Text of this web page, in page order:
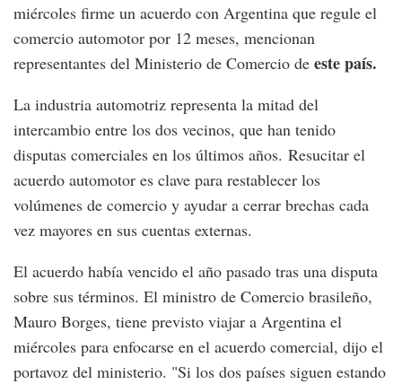
miércoles firme un acuerdo con Argentina que regule el
comercio automotor por 12 meses, mencionan
representantes del Ministerio de Comercio de este país.
La industria automotriz representa la mitad del
intercambio entre los dos vecinos, que han tenido
disputas comerciales en los últimos años. Resucitar el
acuerdo automotor es clave para restablecer los
volúmenes de comercio y ayudar a cerrar brechas cada
vez mayores en sus cuentas externas.
El acuerdo había vencido el año pasado tras una disputa
sobre sus términos. El ministro de Comercio brasileño,
Mauro Borges, tiene previsto viajar a Argentina el
miércoles para enfocarse en el acuerdo comercial, dijo el
portavoz del ministerio. "Si los dos países siguen estando